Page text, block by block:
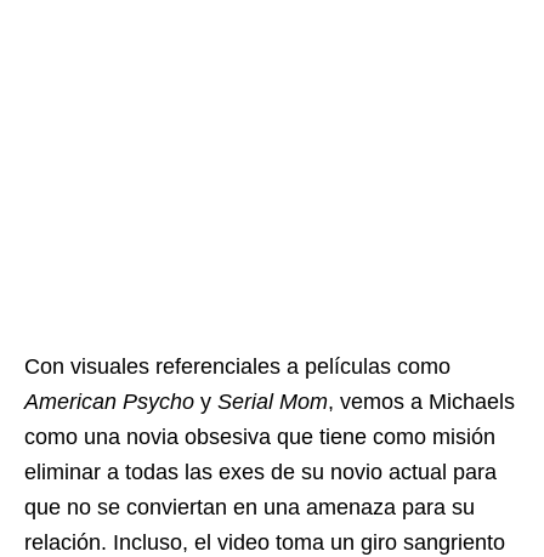
Con visuales referenciales a películas como
American Psycho y Serial Mom, vemos a Michaels
como una novia obsesiva que tiene como misión
eliminar a todas las exes de su novio actual para
que no se conviertan en una amenaza para su
relación. Incluso, el video toma un giro sangriento